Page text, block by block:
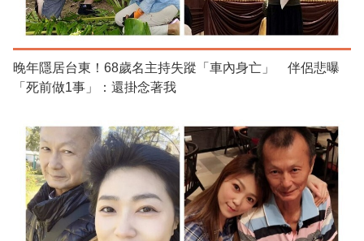
晚年隱居台東！68歲名主持失蹤「車內身亡」 伴侶悲曝
「死前做1事」：還掛念著我